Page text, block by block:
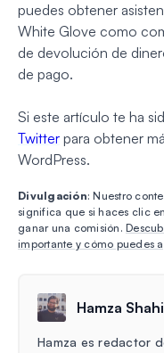
puedes obtener
White Glove como
de devolución de
de pago.
Si este artículo te ha
Twitter para obtener
WordPress.
Divulgación: Nuestro
significa que si haces clic
ganar una comisión.
importante y cómo puedes
Hamza
Hamza es redactor